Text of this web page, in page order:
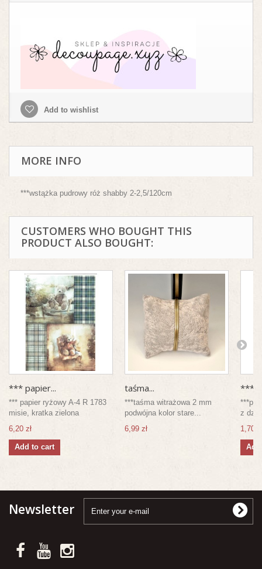
Add to wishlist
MORE INFO
***wstążka pudrowy róż shabby 2-2,5/120cm
CUSTOMERS WHO BOUGHT THIS
PRODUCT ALSO BOUGHT:
*** papier...
*** papier ryżowy A-4 R 1783
misie, kratka zielona
6,20 zł
Add to cart
taśma...
***taśma witrażowa 2 mm
podwójna kolor stare...
6,99 zł
z
1,70
Newsletter